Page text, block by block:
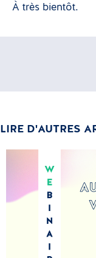
À très bientôt.
LIRE D'AUTRES